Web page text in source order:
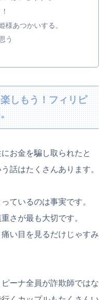
様あつかいする。
う
しもう！フィリピ
お金を騙し取られたと
話はたくさんあります。
ているのは事実です。
さが最も大切です。
い目を見るだけじゃすみ
ーナ全員が詐欺師ではな